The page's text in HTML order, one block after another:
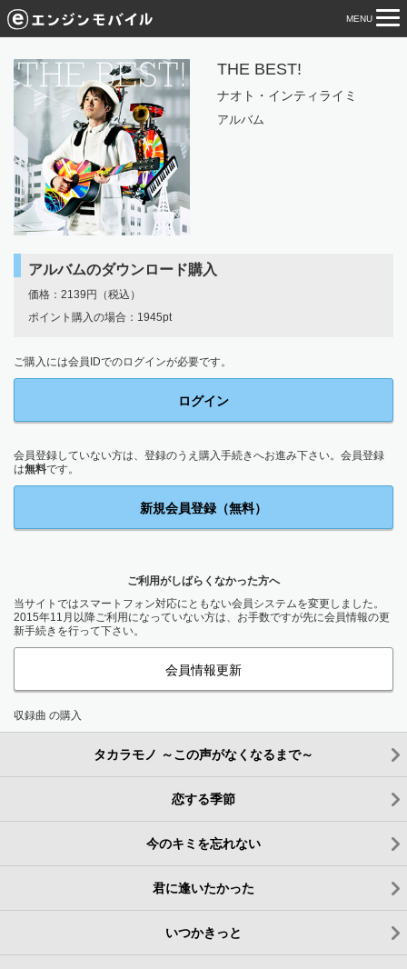
MENU
THE BEST!
ナオト・インティライミ
アルバム
アルバムのダウンロード購入
価格：2139円（税込）
ポイント購入の場合：1945pt
ご購入には会員IDでのログインが必要です。
ログイン
会員登録していない方は、登録のうえ購入手続きへお進み下さい。会員登録
は無料です。
新規会員登録（無料）
ご利用がしばらくなかった方へ
当サイトではスマートフォン対応にともない会員システムを変更しました。
2015年11月以降ご利用になっていない方は、お手数ですが先に会員情報の更
新手続きを行って下さい。
会員情報更新
収録曲 の購入
タカラモノ ～この声がなくなるまで～
恋する季節
今のキミを忘れない
君に逢いたかった
いつかきっと